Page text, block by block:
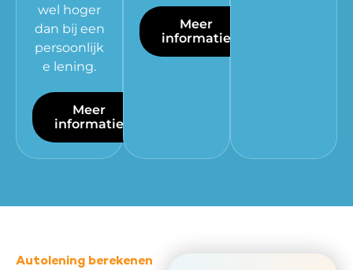
wel hoger
dan bij een
persoonlijk
e lening.
Meer
informatie
Meer
informatie
Autolening berekenen